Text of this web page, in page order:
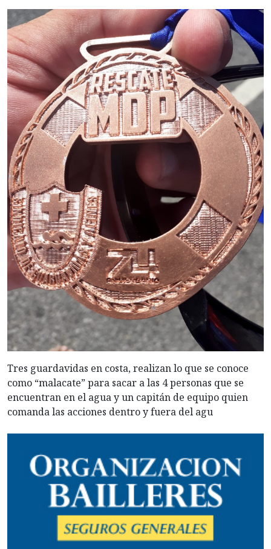
Tres guardavidas en costa, realizan lo que se conoce
como “malacate” para sacar a las 4 personas que se
encuentran en el agua y un capitán de equipo quien
comanda las acciones dentro y fuera del agu